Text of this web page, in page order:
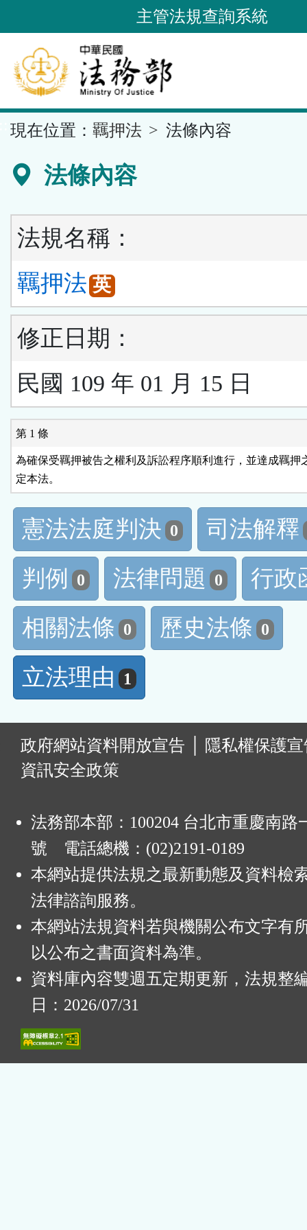
到
要
內
容
區
主管法規查詢系統
現在位置： 羈押法 法條內容
法條內容
法規名稱：
羈押法 英
修正日期：
民國 109 年 01 月 15 日
第 1 條
為確保受羈押被告之權利及訴訟程序順利進行，並達成羈押
定本法。
憲法法庭判決 0
司法解釋
判例
0 法律問題 0
行政
相關法條 0 歷史法條 0
立法理由 1
政府網站資料開放宣告
隱私權保護
資訊安全政策
法務部本部：100204 台北市重慶南路
號 電話總機：(02)2191-0189
本網站提供法規之最新動態及資料檢
法律諮詢服務。
本網站法規資料若與機關公布文字有
以公布之書面資料為準。
資料庫內容雙週五定期更新，法規整
日：2026/07/31